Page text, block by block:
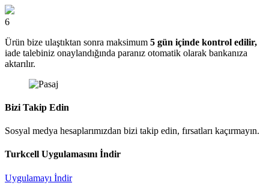
6
Ürün bize ulaştıktan sonra maksimum 5 gün içinde kontrol edilir,
iade talebiniz onaylandığında paranız otomatik olarak bankanıza
aktarılır.
Bizi Takip Edin
Sosyal medya hesaplarımızdan bizi takip edin, fırsatları kaçırmayın.
Turkcell Uygulamasını İndir
Uygulamayı İndir